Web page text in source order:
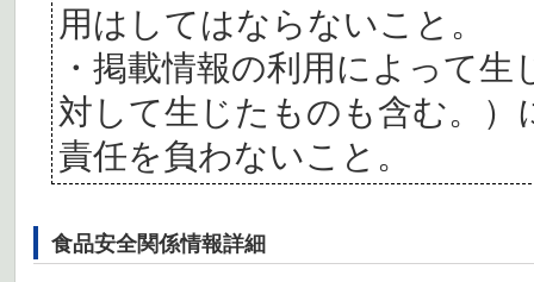
用はしてはならないこと。
・掲載情報の利用によって
対して生じたものも含む。
責任を負わないこと。
食品安全関係情報詳細